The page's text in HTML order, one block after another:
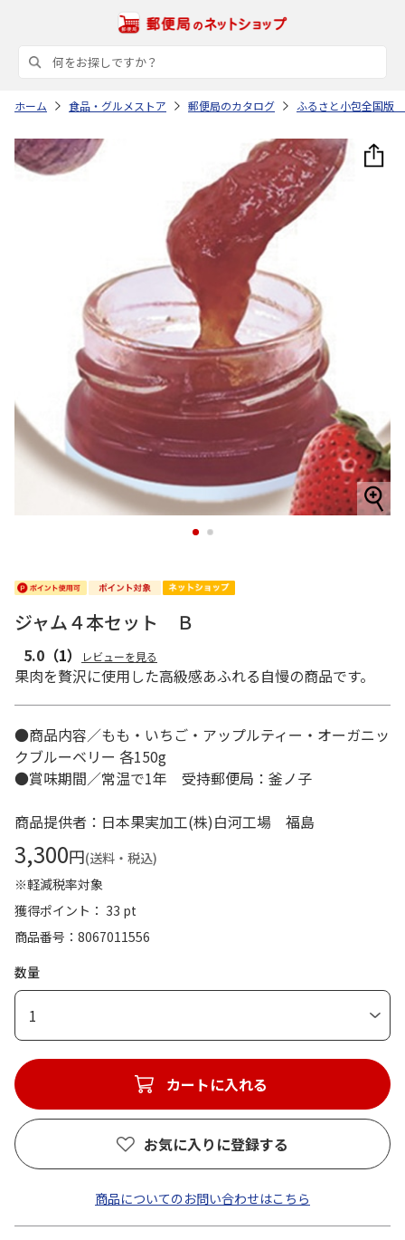
ホーム 食品・グルメストア 郵便局のカタログ ふるさと小包全国版
1 2
ジャム４本セット Ｂ
5.0 （1） レビューを見る
果肉を贅沢に使用した高級感あふれる自慢の商品です。
●商品内容／もも・いちご・アップルティー・オーガニッ
クブルーベリー 各150g
●賞味期間／常温で1年 受持郵便局：釜ノ子
商品提供者：日本果実加工(株)白河工場 福島
3,300円(送料・税込)
※軽減税率対象
獲得ポイント： 33 pt
商品番号
8067011556
数量
1
カートに入れる
お気に入りに登録する
商品についてのお問い合わせはこちら